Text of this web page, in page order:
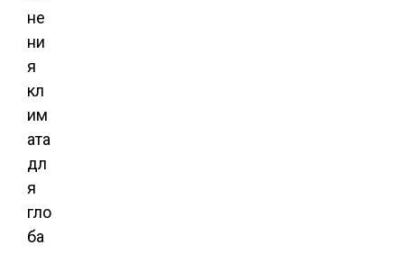
не
ни
я
кл
им
ата
дл
я
гло
ба